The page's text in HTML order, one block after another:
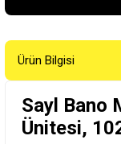
Ürün Bilgisi
Sayl Bano
Ünitesi,